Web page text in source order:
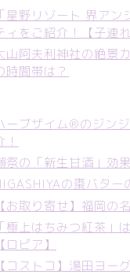
「星野リゾート 界ア
ィをご紹介！【子連れ
山阿夫利神社の絶景
時間帯は？
ーブザイム®のジン
！
祭の「新生甘酒」効
の棗バター
【お取り寄せ】福岡の
「極上はちみつ紅茶」
【ロピア】
【コストコ】湯田ヨー